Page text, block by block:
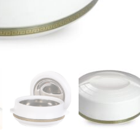
המותגים שלנו
חגים
מתנות לחנוכת בית
מתנות למטבח